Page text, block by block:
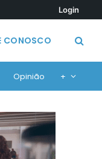
Login
CONOSCO
Opinião +